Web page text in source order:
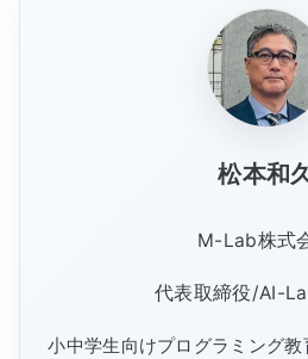
松本和
M-Lab株式
代表取締役/AI-
小中学生向けプログラミング